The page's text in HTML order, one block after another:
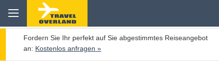
Fordern Sie Ihr perfekt auf Sie abgestimmtes Reiseangebot
an: Kostenlos anfragen »